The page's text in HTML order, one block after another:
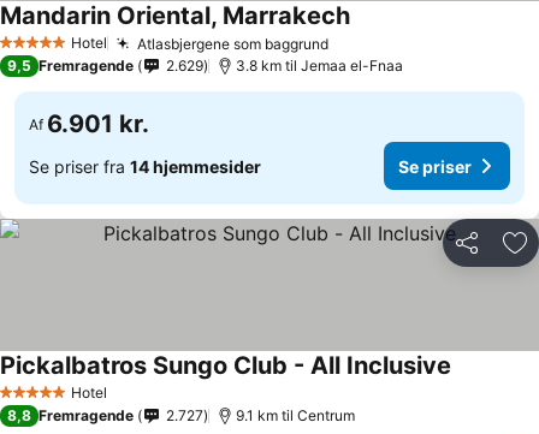
5 Stjerner Hotel Atlasbjergene som baggrund
Mandarin Oriental, Marrakech
9,5 Fremragende 2.629 3.8 km til Jemaa el-Fnaa
Af 6.901 kr.
Se priser fra 14 hjemmesider Se priser
Del
5 Stjerner Hotel
Pickalbatros Sungo Club - All Inclusive
8,8 Fremragende 2.727 9.1 km til Centrum